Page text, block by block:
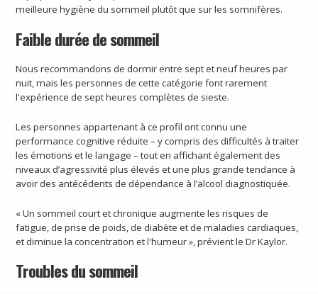
meilleure hygiène du sommeil plutôt que sur les somnifères.
Faible durée de sommeil
Nous recommandons de dormir entre sept et neuf heures par
nuit, mais les personnes de cette catégorie font rarement
l'expérience de sept heures complètes de sieste.
Les personnes appartenant à ce profil ont connu une
performance cognitive réduite – y compris des difficultés à traiter
les émotions et le langage – tout en affichant également des
niveaux d’agressivité plus élevés et une plus grande tendance à
avoir des antécédents de dépendance à l’alcool diagnostiquée.
« Un sommeil court et chronique augmente les risques de
fatigue, de prise de poids, de diabète et de maladies cardiaques,
et diminue la concentration et l'humeur », prévient le Dr Kaylor.
Troubles du sommeil